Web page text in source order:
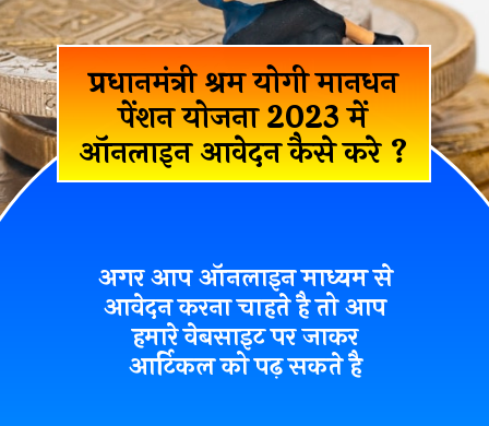
प्रधानमंत्री श्रम योगी मानधन
पेंशन योजना 2023में
ऑनलाइन आवेदन कैसे करे ?
अगर आप ऑनलाइन माध्यम से
आवेदन करना चाहते है तो आप
हमारे वेबसाइट पर जाकर
आर्टिकल को पढ़ सकते है